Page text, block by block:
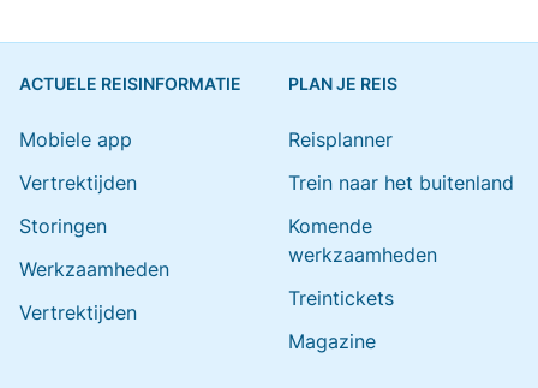
ACTUELE REISINFORMATIE
Mobiele app
Vertrektijden
Storingen
Werkzaamheden
Vertrektijden
PLAN JE REIS
Reisplanner
Trein naar het buitenland
Komende
werkzaamheden
Treintickets
Magazine